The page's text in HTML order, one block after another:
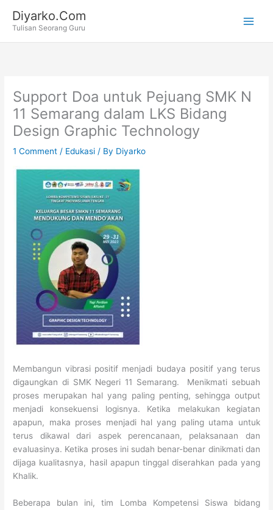
content
Diyarko.Com
Tulisan Seorang Guru
Support Doa untuk Pejuang SMK N
11 Semarang dalam LKS Bidang
Design Graphic Technology
1 Comment / Edukasi / By Diyarko
Membangun vibrasi positif menjadi budaya positif yang terus
digaungkan di SMK Negeri 11 Semarang. Menikmati sebuah
proses merupakan hal yang paling penting, sehingga output
menjadi konsekuensi logisnya. Ketika melakukan kegiatan
apapun, maka proses menjadi hal yang paling utama untuk
terus dikawal dari aspek perencanaan, pelaksanaan dan
evaluasinya. Ketika proses ini sudah benar-benar dinikmati dan
dijaga kualitasnya, hasil apapun tinggal diserahkan pada yang
Khalik.
Beberapa bulan ini, tim Lomba Kompetensi Siswa bidang